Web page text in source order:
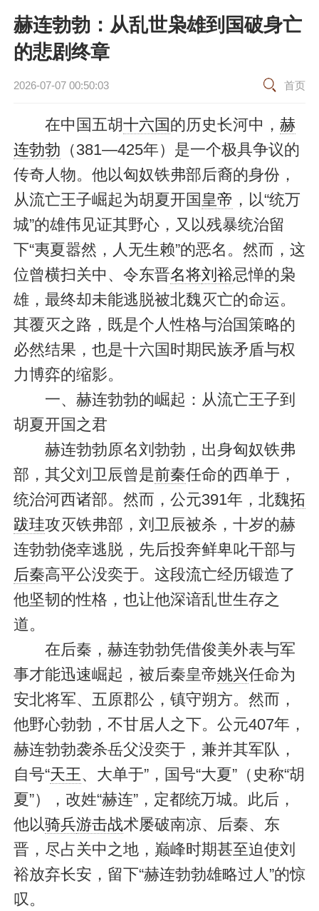
赫连勃勃：从乱世枭雄到国破身亡
的悲剧终章
2026-07-07 00:50:03 首页
在中国五胡十六国的历史长河中， 赫
连勃勃 （381—425年）是一个极具争议的
传奇人物。他以匈奴铁弗部后裔的身份，
从流亡王子崛起为胡夏开国皇帝 ，以“统万
城”的雄伟见证其野心，又以残暴统治留
下“夷夏嚣然，人无生赖”的恶名。然而，这
位曾横扫关中、令东晋名将刘裕忌惮的枭
雄，最终却未能逃脱被北魏灭亡的命运。
其覆灭之路，既是个人性格与治国策略的
必然结果，也是十六国时期民族矛盾与权
力博弈的缩影。
一、赫连勃勃的崛起：从流亡王子到
胡夏开国之君
赫连勃勃原名刘勃勃，出身匈奴铁弗
部，其父刘卫辰曾是前秦任命的西单于，
统治河西诸部。然而，公元391年，北魏拓
跋珪攻灭铁弗部，刘卫辰被杀，十岁的赫
连勃勃侥幸逃脱，先后投奔鲜卑叱干部与
后秦高平公没奕于。这段流亡经历锻造了
他坚韧的性格，也让他深谙乱世生存之
道。
在后秦，赫连勃勃凭借俊美外表与军
事才能迅速崛起，被后秦皇帝姚兴任命为
安北将军、五原郡公，镇守朔方。然而，
他野心勃勃，不甘居人之下。公元407年，
赫连勃勃袭杀岳父没奕于，兼并其军队，
自号“天王、大单于”，国号“大夏”（史称“胡
夏”），改姓“赫连”，定都统万城。此后，
他以骑兵游击战术屡破南凉、后秦、东
晋，尽占关中之地，巅峰时期甚至迫使刘
裕放弃长安，留下“赫连勃勃雄略过人”的惊
叹。